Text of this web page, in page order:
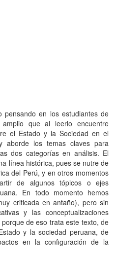
pensando en los estudiantes de
que al leerlo encuentre
el Estado y la Sociedad en el
aborde los temas claves para
dos categorías en análisis. El
línea histórica, pues se nutre de
del Perú, y en otros momentos
de algunos tópicos o ejes
En todo momento hemos
criticada en antaño), pero sin
y las conceptualizaciones
de eso trata este texto, de
y la sociedad peruana, de
en la configuración de la